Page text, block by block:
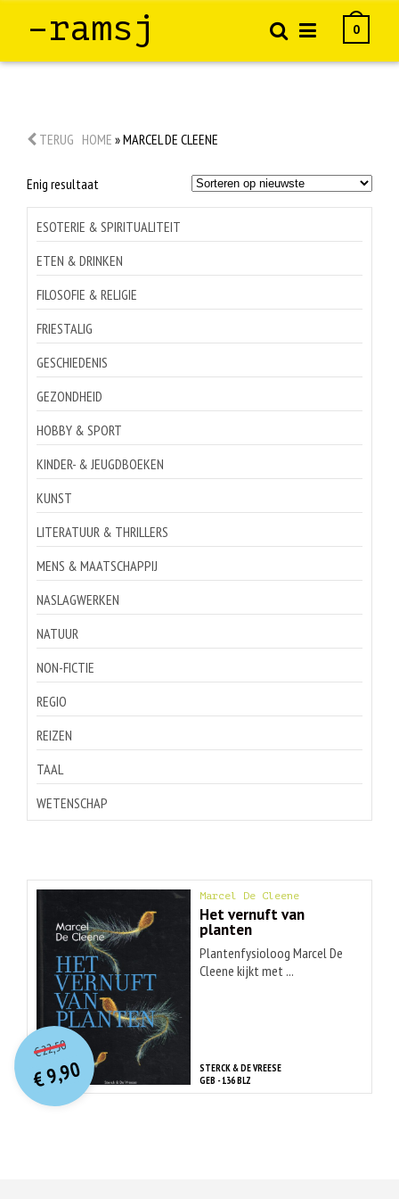
–ramsj 0
TERUG HOME »MARCEL DE CLEENE
Enig resultaat
ESOTERIE & SPIRITUALITEIT
ETEN & DRINKEN
FILOSOFIE & RELIGIE
FRIESTALIG
GESCHIEDENIS
GEZONDHEID
HOBBY & SPORT
KINDER- & JEUGDBOEKEN
KUNST
LITERATUUR & THRILLERS
MENS & MAATSCHAPPIJ
NASLAGWERKEN
NATUUR
NON-FICTIE
REGIO
REIZEN
TAAL
WETENSCHAP
Marcel De Cleene
Het vernuft van
planten
Plantenfysioloog Marcel De
Cleene kijkt met ...
STERCK & DE VREESE
GEB - 136 BLZ
€22,50O
orspr
onkelijke
prijs
was:
€ 22,50.
€9,90
Huidige
prijs
is:
€ 9,90.